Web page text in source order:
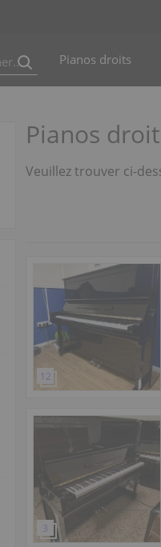
Pianos droits
Pianos
Veuillez trouver ci-